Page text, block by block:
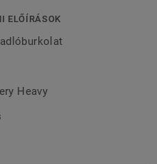
disszipatív
világszerte
felelős anyagokból
ELŐÍRÁSOK
Heavy